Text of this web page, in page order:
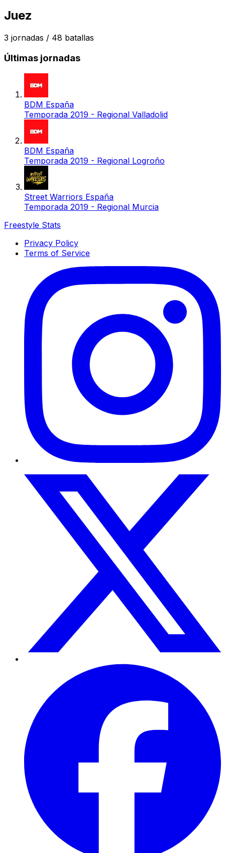
Juez
3 jornadas / 48 batallas
Últimas jornadas
BDM España
Temporada 2019 - Regional Valladolid
BDM España
Temporada 2019 - Regional Logroño
Street Warriors España
Temporada 2019 - Regional Murcia
Freestyle Stats
Privacy Policy
Terms of Service